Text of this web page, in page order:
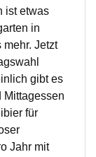
ist etwas
in
Jetzt
gibt es
Mittagessen
für
Jahr mit